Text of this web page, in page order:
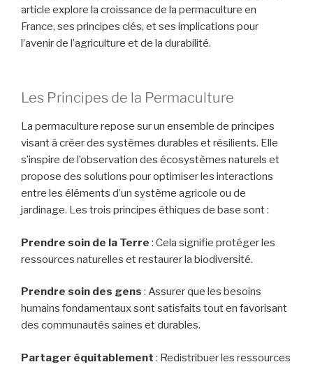
article explore la croissance de la permaculture en
France, ses principes clés, et ses implications pour
l’avenir de l’agriculture et de la durabilité.
Les Principes de la Permaculture
La permaculture repose sur un ensemble de principes
visant à créer des systèmes durables et résilients. Elle
s’inspire de l’observation des écosystèmes naturels et
propose des solutions pour optimiser les interactions
entre les éléments d’un système agricole ou de
jardinage. Les trois principes éthiques de base sont :
Prendre soin de la Terre : Cela signifie protéger les
ressources naturelles et restaurer la biodiversité.
Prendre soin des gens : Assurer que les besoins
humains fondamentaux sont satisfaits tout en favorisant
des communautés saines et durables.
Partager équitablement : Redistribuer les ressources